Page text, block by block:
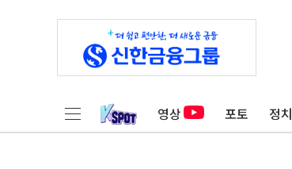
영상 포토 정치